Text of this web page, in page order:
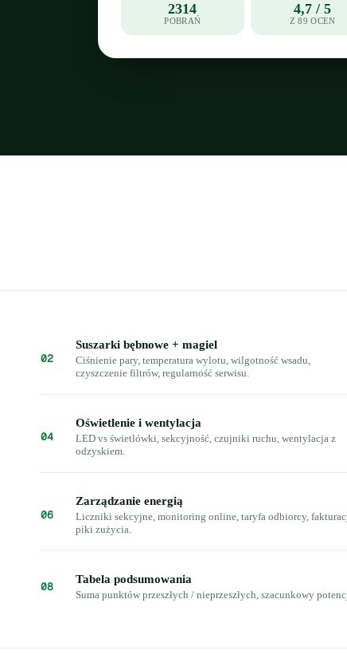
2314
POBRAŃ
4,7 / 5
Z 89 OCEN
02
Suszarki bębnowe + magiel
Ciśnienie pary, temperatura wylotu, wilgotność wsadu,
czyszczenie filtrów, regularność serwisu.
04
Oświetlenie i wentylacja
LED vs świetlówki, sekcyjność, czujniki ruchu, wentylacja z
odzyskiem.
06
Zarządzanie energią
Liczniki sekcyjne, monitoring online, taryfa odbiorcy,
piki zużycia.
08
Tabela podsumowania
Suma punktów przeszłych / nieprzeszłych, szacunkowy